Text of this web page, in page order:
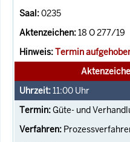
0235
18 O 277/19
Termin
11:00 Uhr
Güte- und